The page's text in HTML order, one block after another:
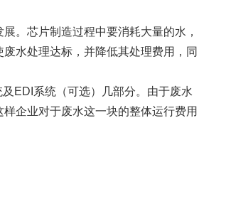
。芯片制造过程中要消耗大量的水，
水处理达标，并降低其处理费用，同
EDI系统（可选）几部分。由于废水
企业对于废水这一块的整体运行费用